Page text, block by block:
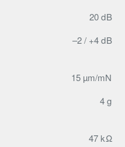
20 dB
–2 / +4 dB
15 µm/mN
4 g
47 kΩ